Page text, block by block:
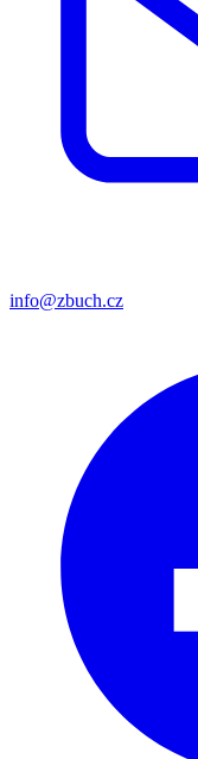
info@zbuch.cz